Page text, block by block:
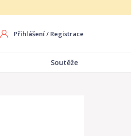
Přihlášení/ Registrace
Soutěže